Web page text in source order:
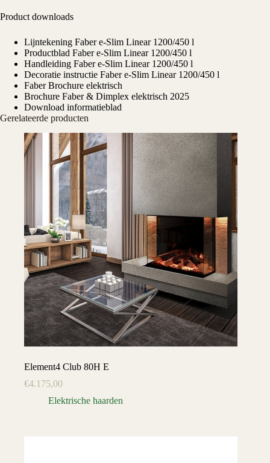
Product downloads
Lijntekening Faber e-Slim Linear 1200/450 l
Productblad Faber e-Slim Linear 1200/450 l
Handleiding Faber e-Slim Linear 1200/450 l
Decoratie instructie Faber e-Slim Linear 1200/450 l
Faber Brochure elektrisch
Brochure Faber & Dimplex elektrisch 2025
Download informatieblad
Gerelateerde producten
Element4 Club 80H E
€4.175,00
Elektrische haarden